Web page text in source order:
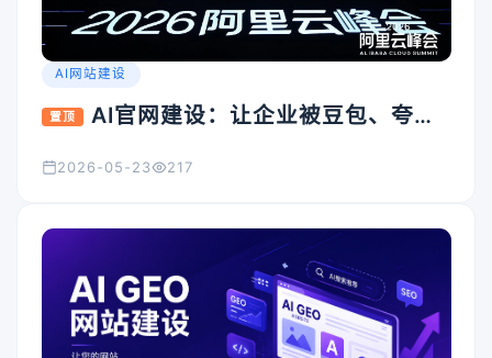
AI网站建设
置顶
AI官网建设：让企业被豆包、夸
2026-05-23 217